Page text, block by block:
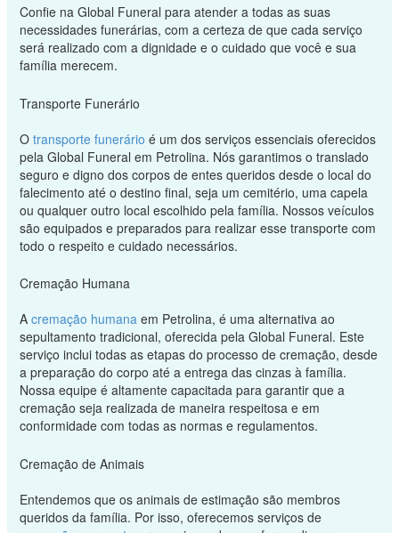
Confie na Global Funeral para atender a todas as suas
necessidades funerárias, com a certeza de que cada serviço
será realizado com a dignidade e o cuidado que você e sua
família merecem.
Transporte Funerário
O transporte funerário é um dos serviços essenciais oferecidos
pela Global Funeral em Petrolina. Nós garantimos o translado
seguro e digno dos corpos de entes queridos desde o local do
falecimento até o destino final, seja um cemitério, uma capela
ou qualquer outro local escolhido pela família. Nossos veículos
são equipados e preparados para realizar esse transporte com
todo o respeito e cuidado necessários.
Cremação Humana
A cremação humanaem Petrolina, é uma alternativa ao
sepultamento tradicional, oferecida pela Global Funeral. Este
serviço inclui todas as etapas do processo de cremação, desde
a preparação do corpo até a entrega das cinzas à família.
Nossa equipe é altamente capacitada para garantir que a
cremação seja realizada de maneira respeitosa e em
conformidade com todas as normas e regulamentos.
Cremação de Animais
Entendemos que os animais de estimação são membros
queridos da família. Por isso, oferecemos serviços de